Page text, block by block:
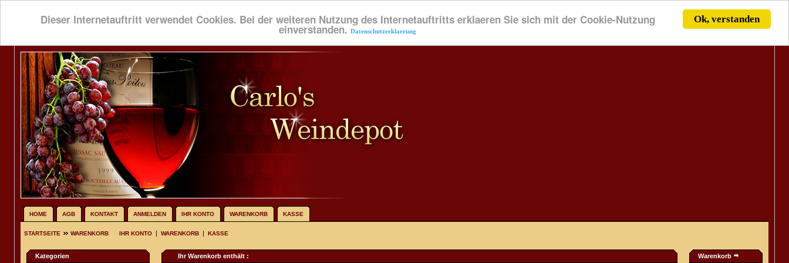
Ok, verstanden
Dieser Internetauftritt verwendet Cookies. Bei der weiteren Nutzung des Internetauftritts erklaeren Sie sich mit der Cookie-Nutzung
einverstanden. Datenschutzerklaerung
HOME AGB KONTAKT ANMELDEN IHR KONTO WARENKORB KASSE
STARTSEITE WARENKORB IHR KONTO | WARENKORB | KASSE
Kategorien Ihr Warenkorb enthält : Warenkorb